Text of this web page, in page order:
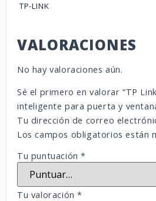
TP-LINK
VALORACIONES
No hay valoraciones aún.
Sé el primero en valorar “TP
inteligente para puerta y
Tu dirección de correo
Los campos obligatorios están
Tu puntuación*
Tu valoración*